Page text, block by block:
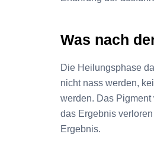
Was nach
Die Heilungsphase
nicht nass werden,
werden. Das
das Ergebnis
Ergebnis.